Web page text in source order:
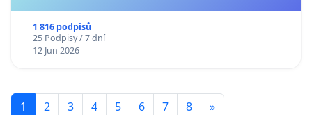
1 816 podpisů
25 Podpisy / 7 dní
12 Jun 2026
1 2 3 4 5 6 7 8 »